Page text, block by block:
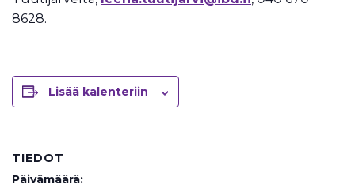
8628.
Lisää kalenteriin
TIEDOT
Päivämäärä: